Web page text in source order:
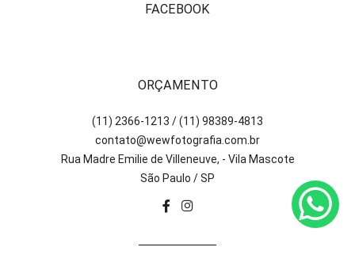
FACEBOOK
ORÇAMENTO
(11) 2366-1213 / (11) 98389-4813
contato@wewfotografia.com.br
Rua Madre Emilie de Villeneuve, - Vila Mascote
São Paulo / SP